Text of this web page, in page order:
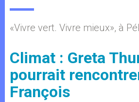
«Vivre vert. Vivre mieux», à
Climat : Greta
pourrait
François